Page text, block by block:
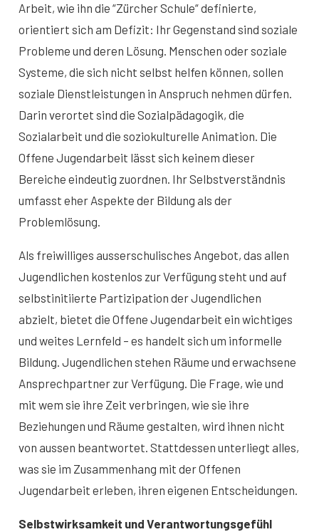
Arbeit, wie ihn die “Zürcher Schule“ definierte,
orientiert sich am Defizit: Ihr Gegenstand sind soziale
Probleme und deren Lösung. Menschen oder soziale
Systeme, die sich nicht selbst helfen können, sollen
soziale Dienstleistungen in Anspruch nehmen dürfen.
Darin verortet sind die Sozialpädagogik, die
Sozialarbeit und die soziokulturelle Animation. Die
Offene Jugendarbeit lässt sich keinem dieser
Bereiche eindeutig zuordnen. Ihr Selbstverständnis
umfasst eher Aspekte der Bildung als der
Problemlösung.
Als freiwilliges ausserschulisches Angebot, das allen
Jugendlichen kostenlos zur Verfügung steht und auf
selbstinitiierte Partizipation der Jugendlichen
abzielt, bietet die Offene Jugendarbeit ein wichtiges
und weites Lernfeld – es handelt sich um informelle
Bildung. Jugendlichen stehen Räume und erwachsene
Ansprechpartner zur Verfügung. Die Frage, wie und
mit wem sie ihre Zeit verbringen, wie sie ihre
Beziehungen und Räume gestalten, wird ihnen nicht
von aussen beantwortet. Stattdessen unterliegt alles,
was sie im Zusammenhang mit der Offenen
Jugendarbeit erleben, ihren eigenen Entscheidungen.
Selbstwirksamkeit und Verantwortungsgefühl